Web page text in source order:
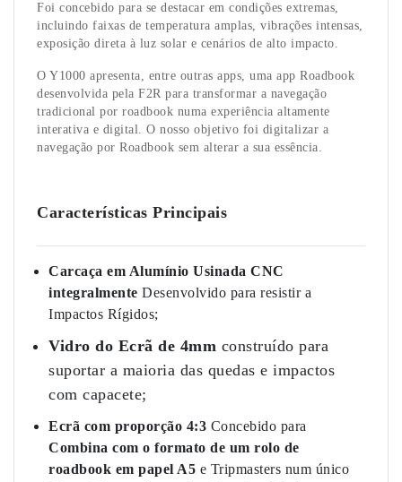
Foi concebido para se destacar em condições extremas,
incluindo faixas de temperatura amplas, vibrações intensas,
exposição direta à luz solar e cenários de alto impacto.
O Y1000 apresenta, entre outras apps, uma app Roadbook
desenvolvida pela F2R para transformar a navegação
tradicional por roadbook numa experiência altamente
interativa e digital. O nosso objetivo foi digitalizar a
navegação por Roadbook sem alterar a sua essência.
Características Principais
Carcaça em Alumínio Usinada CNC
integralmente Desenvolvido para resistir a
Impactos Rígidos;
Vidro do Ecrã de 4mm construído para
suportar a maioria das quedas e impactos
com capacete;
Ecrã com proporção 4:3 Concebido para
Combina com o formato de um rolo de
roadbook em papel A5 e Tripmasters num único